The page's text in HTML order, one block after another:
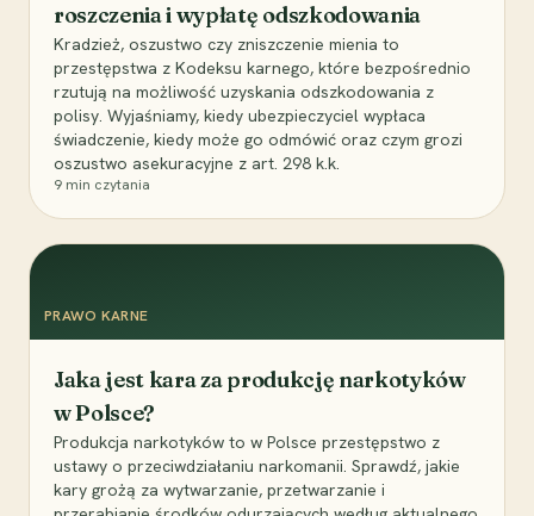
roszczenia i wypłatę odszkodowania
Kradzież, oszustwo czy zniszczenie mienia to
przestępstwa z Kodeksu karnego, które bezpośrednio
rzutują na możliwość uzyskania odszkodowania z
polisy. Wyjaśniamy, kiedy ubezpieczyciel wypłaca
świadczenie, kiedy może go odmówić oraz czym grozi
oszustwo asekuracyjne z art. 298 k.k.
9 min czytania
PRAWO KARNE
Jaka jest kara za produkcję narkotyków
w Polsce?
Produkcja narkotyków to w Polsce przestępstwo z
ustawy o przeciwdziałaniu narkomanii. Sprawdź, jakie
kary grożą za wytwarzanie, przetwarzanie i